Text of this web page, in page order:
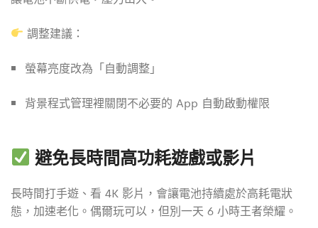
調整建議：
螢幕亮度改為「自動調整」
背景程式管理裡關閉不必要的 App 自動啟動權限
避免長時間高功耗遊戲或影片
長時間打手遊、看 4K 影片，會讓電池持續處於高耗電狀
態，加速老化。偶爾玩可以，但別一天 6 小時王者榮耀。